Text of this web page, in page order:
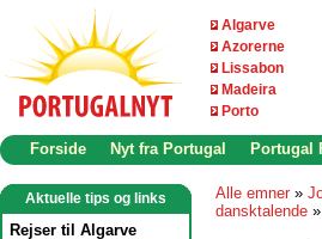
Algarve
Azorerne
Lissabon
Madeira
Porto
Forside Nyt fra Portugal Portugal
Aktuelle tips og links
Rejser til Algarve
Alle emner »
dansktalende »